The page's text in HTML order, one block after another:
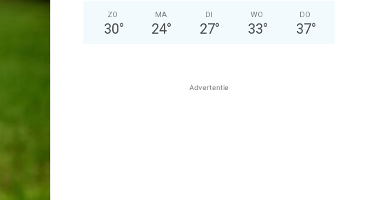
ZO
30°
MA
24°
DI
27°
WO
33°
DO
37°
Advertentie